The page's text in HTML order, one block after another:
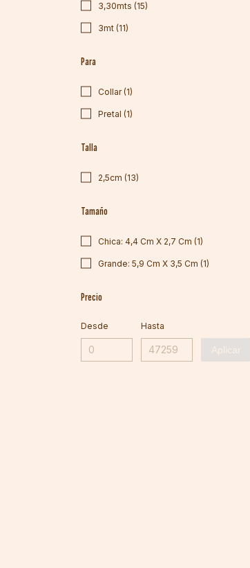
3,30mts (15)
3mt (11)
Para
Collar (1)
Pretal (1)
Talla
2,5cm (13)
Tamaño
Chica: 4,4 Cm X 2,7 Cm (1)
Grande: 5,9 Cm X 3,5 Cm (1)
Precio
Desde Hasta
Aplicar